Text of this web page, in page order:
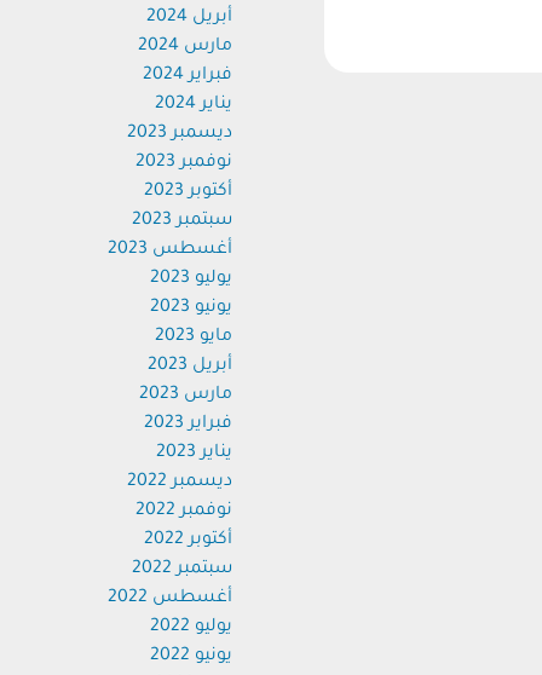
أبريل 2024
مارس 2024
فبراير 2024
يناير 2024
ديسمبر 2023
نوفمبر 2023
أكتوبر 2023
سبتمبر 2023
أغسطس 2023
يوليو 2023
يونيو 2023
مايو 2023
أبريل 2023
مارس 2023
فبراير 2023
يناير 2023
ديسمبر 2022
نوفمبر 2022
أكتوبر 2022
سبتمبر 2022
أغسطس 2022
يوليو 2022
يونيو 2022